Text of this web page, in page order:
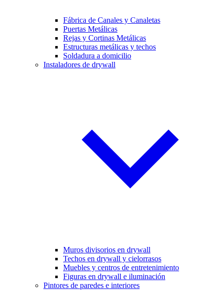
Fábrica de Canales y Canaletas
Puertas Metálicas
Rejas y Cortinas Metálicas
Estructuras metálicas y techos
Soldadura a domicilio
Instaladores de drywall
Muros divisorios en drywall
Techos en drywall y cielorrasos
Muebles y centros de entretenimiento
Figuras en drywall e iluminación
Pintores de paredes e interiores